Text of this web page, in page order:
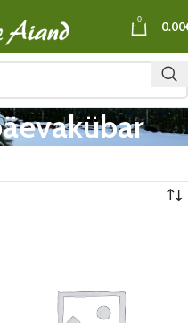
0 0.00